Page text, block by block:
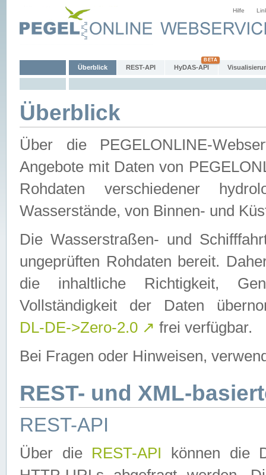
Hilfe
Überblick REST-API HyDAS-API
Überblick
Über die PEGELONLINE-
Angebote mit Daten von
Rohdaten verschiedener
Wasserstände, von Binnen- und
Die Wasserstraßen- und
ungeprüften Rohdaten bereit.
die inhaltliche Richtigkeit,
Vollständigkeit der Daten
DL-DE->Zero-2.0 ↗ frei verfügbar.
Bei Fragen oder Hinweisen,
REST- und XML-
REST-API
Über die REST-API können die